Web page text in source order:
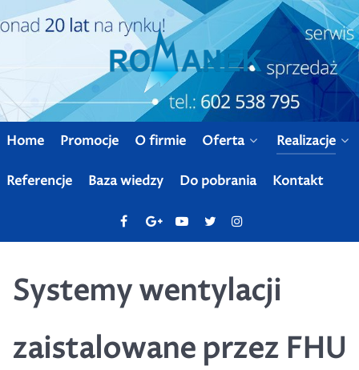
Home Promocje O firmie Oferta Realizacje
Referencje Baza wiedzy Do pobrania Kontakt
Systemy wentylacji
zaistalowane przez FHU